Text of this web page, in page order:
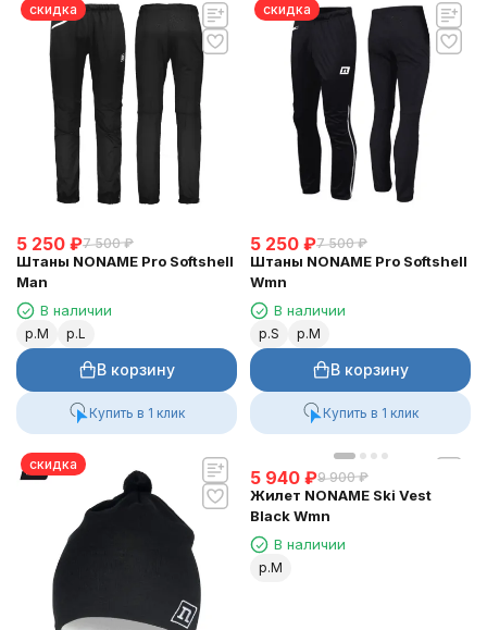
скидка
5 250 ₽7 500 ₽
Штаны NONAME Pro Softshell
Man
В наличии
р.M р.L
В корзину
Купить в 1 клик
скидка
5 250 ₽7 500 ₽
Штаны NONAME Pro Softshell
Wmn
В наличии
р.S р.M
В корзину
Купить в 1 клик
скидка
5 940 ₽9 900 ₽
Жилет NONAME Ski Vest
Black Wmn
В наличии
р.M